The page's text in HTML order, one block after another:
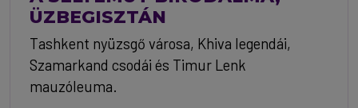
ÜZBEGISZTÁN
Tashkent nyüzsgő városa, Khiva legendái,
Szamarkand csodái és Timur Lenk
mauzóleuma.